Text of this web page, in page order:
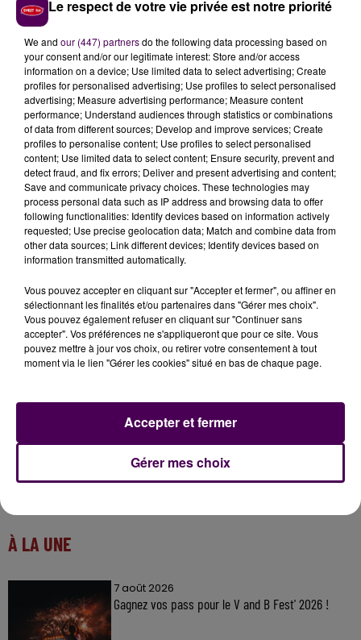
le Berry avec
haussepour un temps de jeu identique"
argumentent les instances de la division dans leur
communiqué adressé aux médias.
LAFARGUE, PLUS TRÈS LOIN DE
COLLET
"Pour la troisième fois en cinq saisons, le technicien
de Bourges Olivier Lafargue, 48 ans, reçoit la
récompense de meilleur entraîneur. Également sacré
en 2014 alors qu’il était à Basket Landes, le natif
d’Aire-sur-Adour entre un peu plus dans l’histoire de
récompenses individuelles. Il marque également
celle de sa profession en revenant à hauteur de
Gregor Beugnot et juste derrière Vincent Collet, cinq
fois titré"fait-on savoir.
À LA UNE
7 août 2026
Gagnez vos pass pour le V and B Fest' 2026 !
Le respect de votre vie privée est notre priorité
We and our (447) partnersdo the following data processing based on
your consent and/or our legitimate interest: Store and/or access
information on a device; Use limited data to select advertising; Create
profiles for personalised advertising; Use profiles to select personalised
advertising; Measure advertising performance; Measure content
performance; Understand audiences through statistics or combinations
of data from different sources; Develop and improve services; Create
profiles to personalise content; Use profiles to select personalised
content; Use limited data to select content; Ensure security, prevent and
detect fraud, and fix errors; Deliver and present advertising and content;
Save and communicate privacy choices. These technologies may
process personal data such as IP address and browsing data to offer
following functionalities: Identify devices based on information actively
requested; Use precise geolocation data; Match and combine data from
other data sources; Link different devices; Identify devices based on
information transmitted automatically.
Vous pouvez accepter en cliquant sur "Accepter et fermer", ou affiner en
sélectionnant les finalités et/ou partenaires dans "Gérer mes choix".
Vous pouvez également refuser en cliquant sur "Continuer sans
accepter". Vos préférences ne s'appliqueront que pour ce site. Vous
pouvez mettre à jour vos choix, ou retirer votre consentement à tout
moment via le lien "Gérer les cookies" situé en bas de chaque page.
Gérer mes choix
Accepter et fermer